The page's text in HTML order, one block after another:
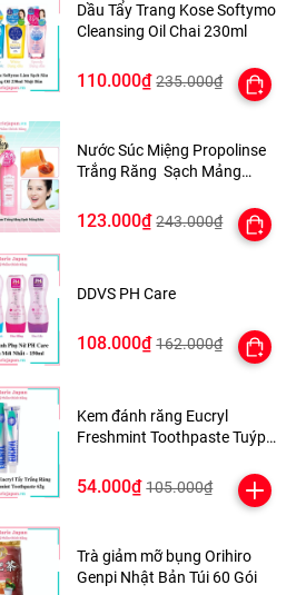
Dầu Tẩy Trang Kose Softymo
Cleansing Oil Chai 230ml
110.000₫ 235.000₫
Nước Súc Miệng Propolinse
Trắng Răng Sạch Mảng
123.000₫ 243.000₫
DDVS PH Care
108.000₫ 162.000₫
Kem đánh răng Eucryl
Freshmint Toothpaste Tuýp
54.000₫ 105.000₫
Trà giảm mỡ bụng Orihiro
Genpi Nhật Bản Túi 60 Gói